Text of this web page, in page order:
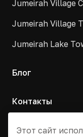
Jumeirah Village
Jumeirah Village
Jumeirah Lake
Блог
Контакты
Этот сайт